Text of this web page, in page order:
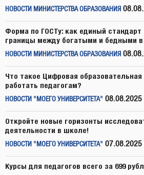
НОВОСТИ МИНИСТЕРСТВА ОБРАЗОВАНИЯ
Форма по ГОСТу: как единый стандарт
границы между богатыми и бедными
НОВОСТИ МИНИСТЕРСТВА ОБРАЗОВАНИЯ
Что такое Цифровая образовательная
работать педагогам?
НОВОСТИ "МОЕГО УНИВЕРСИТЕТА" 08.08.2025
Откройте новые горизонты
деятельности в школе!
НОВОСТИ "МОЕГО УНИВЕРСИТЕТА" 07.08.2025
Курсы для педагогов всего за 699